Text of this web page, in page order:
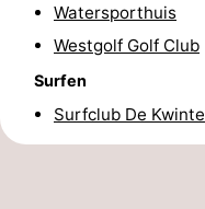
Watersporthuis
Westgolf Golf Club
Surfen
Surfclub De Kwinte